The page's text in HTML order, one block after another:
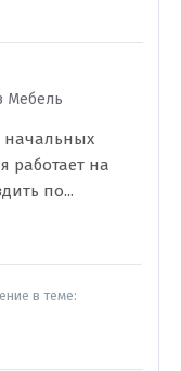
Мебель
начальных
работает на
по...
в теме: